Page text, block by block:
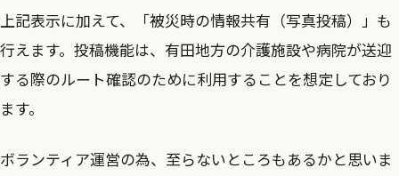
上記表示に加えて、「被災時の情報共有（写真投稿）」も
行えます。投稿機能は、有田地方の介護施設や病院が送迎
する際のルート確認のために利用することを想定しており
ます。
ボランティア運営の為、至らないところもあるかと思いま